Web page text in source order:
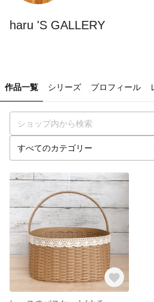
haru 'S GALLERY
作品一覧 シリーズ プロフィール